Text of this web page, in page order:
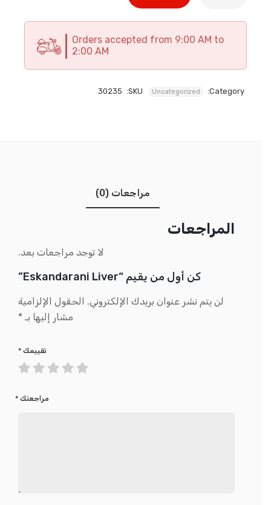
Orders accepted from 9:00 AM to
2:00 AM
Category:
Uncategorized
SKU:
30235
مراجعات (0)
المراجعات
لا توجد مراجعات بعد.
كن أول من يقيم “Eskandarani Liver”
لن يتم نشر عنوان بريدك الإلكتروني. الحقول الإلزامية
مشار إليها بـ *
تقييمك *
مراجعتك *